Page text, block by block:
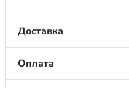
Доставка
Оплата